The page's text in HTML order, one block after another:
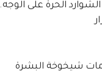
الحرة على الوجه.
شيخوخة البشرة